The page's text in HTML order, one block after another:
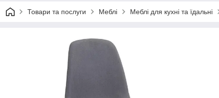
Товари та послуги Меблі Меблі для кухні та їдальні